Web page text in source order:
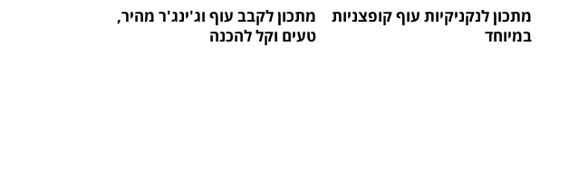
מתכון לנקניקיות עוף קופצניות
במיוחד
מתכון לקבב עוף וג'ינג'ר מהיר,
טעים וקל להכנה